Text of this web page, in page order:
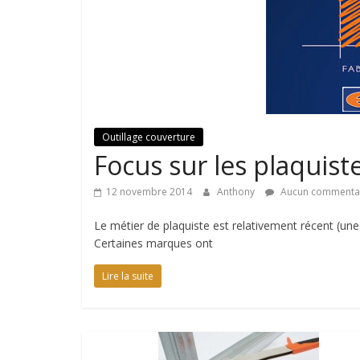
Outillage couverture
Focus sur les
12 novembre 2014 Anthony Aucun
Le métier de plaquiste est relativement récent
Certaines marques ont
Lire la suite